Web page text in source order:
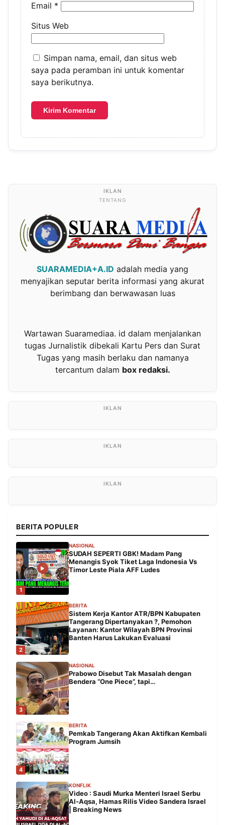
Email *
Situs Web
Simpan nama, email, dan situs web
saya pada peramban ini untuk komentar
saya berikutnya.
TENTANG
SUARAMEDIA+A.ID adalah media yang
menyajikan seputar berita informasi yang akurat
berimbang dan berwawasan luas
Wartawan Suaramediaa. id dalam menjalankan
tugas Jurnalistik dibekali Kartu Pers dan Surat
Tugas yang masih berlaku dan namanya
tercantum dalam box redaksi.
BERITA POPULER
1
NASIONAL
SUDAH SEPERTI GBK! Madam Pang
Menangis Syok Tiket Laga Indonesia Vs
Timor Leste Piala AFF Ludes
2
BERITA
Sistem Kerja Kantor ATR/BPN Kabupaten
Tangerang Dipertanyakan ?, Pemohon
Layanan: Kantor Wilayah BPN Provinsi
Banten Harus Lakukan Evaluasi
3
NASIONAL
Prabowo Disebut Tak Masalah dengan
Bendera “One Piece”, tapi…
4
BERITA
Pemkab Tangerang Akan Aktifkan Kembali
Program Jumsih
KONFLIK
Video : Saudi Murka Menteri Israel Serbu
Al-Aqsa, Hamas Rilis Video Sandera Israel
| Breaking News